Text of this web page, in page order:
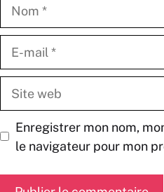
Enregistrer mon nom,
le navigateur pour mon